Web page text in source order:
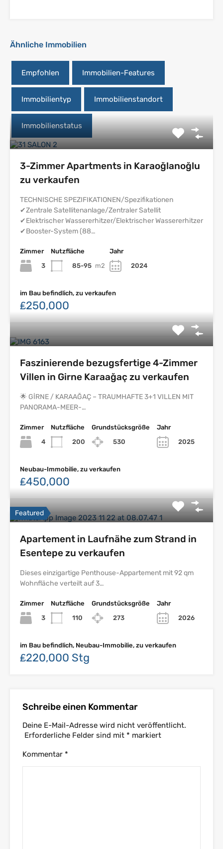
Ähnliche Immobilien
Empfohlen Immobilien-Features
Immobilientyp Immobilienstandort
Immobilienstatus
3-Zimmer Apartments in Karaoğlanoğlu
zu verkaufen
TECHNISCHE SPEZIFIKATIONEN/Spezifikationen
✔Zentrale Satellitenanlage/Zentraler Satellit
✔Elektrischer Wassererhitzer/Elektrischer Wassererhitzer
✔Booster-System (88…
Zimmer
3
Nutzfläche
85-95 m2
Jahr
2024
im Bau befindlich, zu verkaufen
₤250,000
Faszinierende bezugsfertige 4-Zimmer
Villen in Girne Karaağaç zu verkaufen
🌟 GİRNE / KARAAĞAÇ – TRAUMHAFTE 3+1 VILLEN MIT
PANORAMA-MEER-…
Zimmer
4
Nutzfläche
200
Grundstücksgröße
530
Jahr
2025
Neubau-Immobilie, zu verkaufen
₤450,000
Featured
Apartement in Laufnähe zum Strand in
Esentepe zu verkaufen
Dieses einzigartige Penthouse-Appartement mit 92 qm
Wohnfläche verteilt auf 3…
Zimmer
3
Nutzfläche
110
Grundstücksgröße
273
Jahr
2026
im Bau befindlich, Neubau-Immobilie, zu verkaufen
₤220,000 Stg
Schreibe einen Kommentar
Deine E-Mail-Adresse wird nicht veröffentlicht.
Erforderliche Felder sind mit * markiert
Kommentar *